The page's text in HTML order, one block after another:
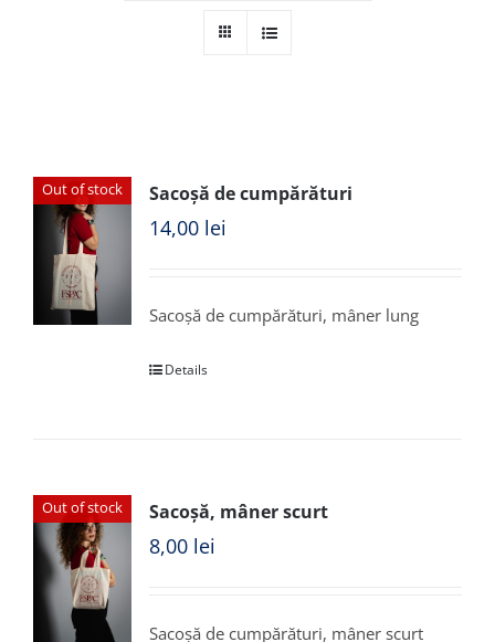
Out of stock Sacoșă de cumpărături
14,00 lei
Sacoșă de cumpărături, mâner lung
Details
Out of stock Sacoșă, mâner scurt
8,00 lei
Sacoșă de cumpărături, mâner scurt